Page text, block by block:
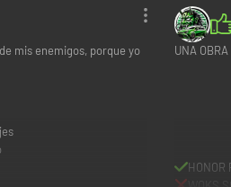
tiránidas y del Caos y lucha por
en el despiadado modo Asedio para 3
cada oleada derrotada para gastar en
medicae y mucho más... O
mis enemigos, porque yo
UNA
HONOR